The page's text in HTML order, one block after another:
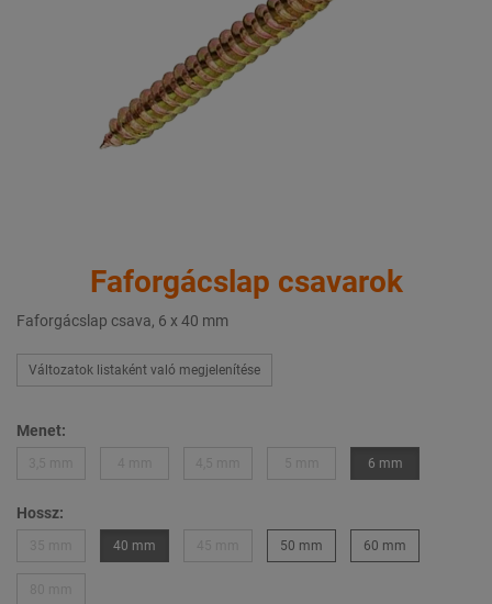
Faforgácslap csavarok
Faforgácslap csava, 6 x 40 mm
Változatok listaként való megjelenítése
Menet:
6 mm
Hossz:
40 mm 50 mm 60 mm